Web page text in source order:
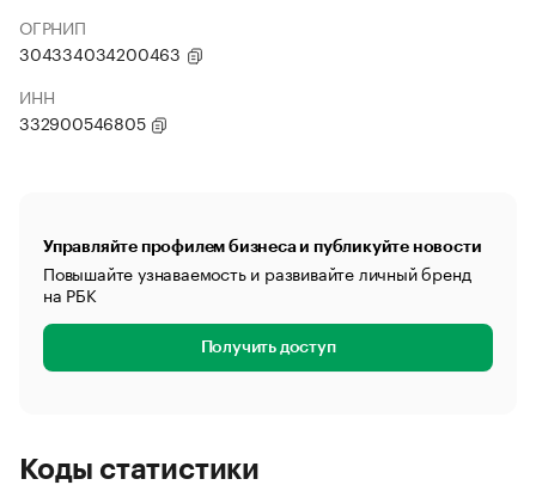
ОГРНИП
304334034200463
ИНН
332900546805
Управляйте профилем бизнеса и публикуйте новости
Повышайте узнаваемость и развивайте личный бренд
на РБК
Получить доступ
Коды статистики